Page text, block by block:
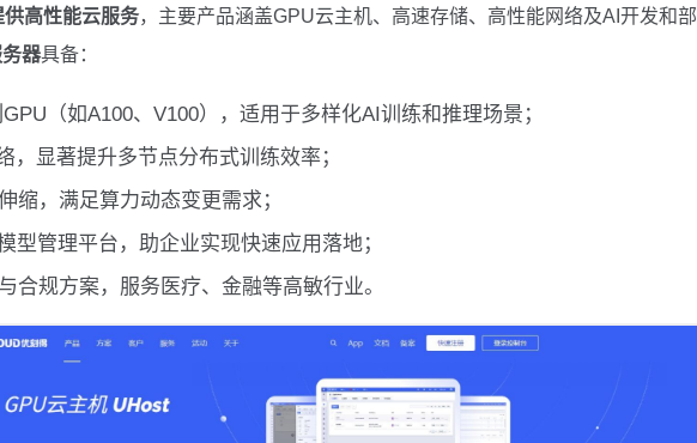
高性能云服务，主要产品涵盖GPU云主机、高速存储、高性能网络及AI开发和部
器具备：
（如A100、V100），适用于多样化AI训练和推理场景；
，显著提升多节点分布式训练效率；
缩，满足算力动态变更需求；
型管理平台，助企业实现快速应用落地；
合规方案，服务医疗、金融等高敏行业。